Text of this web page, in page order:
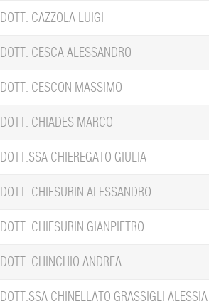
DOTT. CAZZOLA LUIGI
DOTT. CESCA ALESSANDRO
DOTT. CESCON MASSIMO
DOTT. CHIADES MARCO
DOTT.SSA CHIEREGATO GIULIA
DOTT. CHIESURIN ALESSANDRO
DOTT. CHIESURIN GIANPIETRO
DOTT. CHINCHIO ANDREA
DOTT.SSA CHINELLATO GRASSIGLI ALESSIA